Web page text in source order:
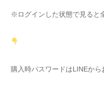
※ログインした状態で見ると
購入時パスワードはLINEか